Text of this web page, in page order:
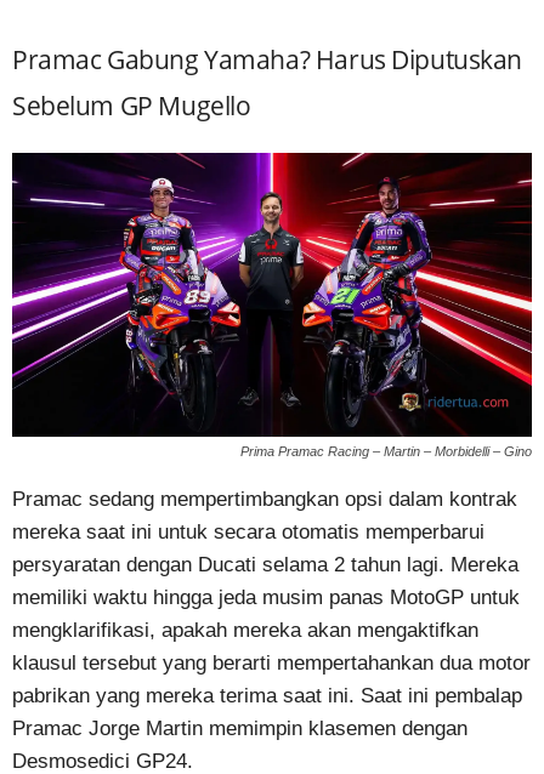
Pramac Gabung Yamaha? Harus Diputuskan
Sebelum GP Mugello
Prima Pramac Racing – Martin – Morbidelli – Gino
Pramac sedang mempertimbangkan opsi dalam kontrak
mereka saat ini untuk secara otomatis memperbarui
persyaratan dengan Ducati selama 2 tahun lagi. Mereka
memiliki waktu hingga jeda musim panas MotoGP untuk
mengklarifikasi, apakah mereka akan mengaktifkan
klausul tersebut yang berarti mempertahankan dua motor
pabrikan yang mereka terima saat ini. Saat ini pembalap
Pramac Jorge Martin memimpin klasemen dengan
Desmosedici GP24.